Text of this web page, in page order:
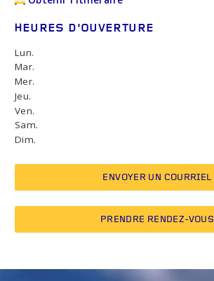
HEURES D’OUVERTURE
Lun.
Mar.
Mer.
Jeu.
Ven.
Sam.
Dim.
ENVOYER UN COURRIEL
PRENDRE RENDEZ-VOUS